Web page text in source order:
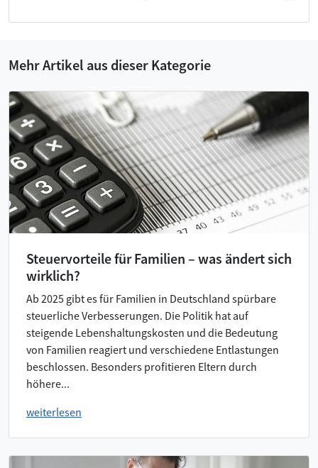
Mehr Artikel aus dieser Kategorie
Steuervorteile für Familien – was ändert sich
wirklich?
Ab 2025 gibt es für Familien in Deutschland spürbare
steuerliche Verbesserungen. Die Politik hat auf
steigende Lebenshaltungskosten und die Bedeutung
von Familien reagiert und verschiedene Entlastungen
beschlossen. Besonders profitieren Eltern durch
höhere...
weiterlesen